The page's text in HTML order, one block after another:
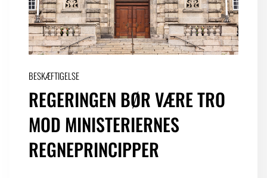
BESKÆFTIGELSE
REGERINGEN BØR VÆRE TRO
MOD MINISTERIERNES
REGNEPRINCIPPER